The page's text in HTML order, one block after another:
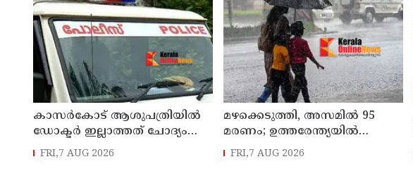
കാസർകോട് ആശുപത്രിയിൽ
ഡോക്ടർ ഇല്ലാത്തത് ചോദ്യം
ചെയ്തു ; നാട്ടുകാർക്കെതിരെ
FRI,7 AUG 2026
മഴക്കെടുത്തി, അസമിൽ 95
മരണം; ഉത്തരേന്ത്യയില്‍
കനത്ത മഴ മുന്നറിയിപ്പ്
FRI,7 AUG 2026